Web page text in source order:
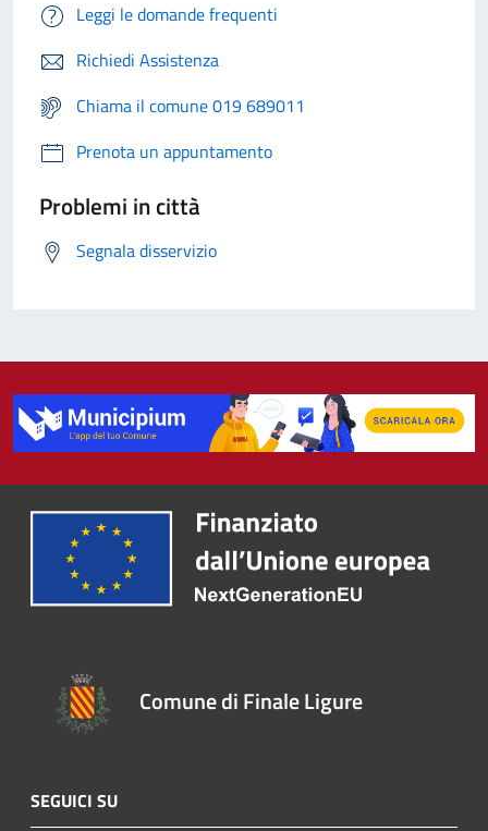
Leggi le domande frequenti
Richiedi Assistenza
Chiama il comune 019 689011
Prenota un appuntamento
Problemi in città
Segnala disservizio
Comune di Finale Ligure
SEGUICI SU